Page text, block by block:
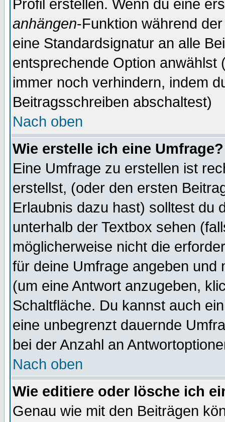
Profil erstellen. Wenn du eine
anhängen-Funktion während
eine Standardsignatur an alle
entsprechende Option anwählst
immer noch verhindern, indem
Beitragsschreiben abschaltest)
Nach oben
Wie erstelle ich eine Umfrage?
Eine Umfrage zu erstellen ist
erstellst, (oder den ersten
Erlaubnis dazu hast) solltest du
unterhalb der Textbox sehen
möglicherweise nicht die
für deine Umfrage angeben und
(um eine Antwort anzugeben,
Schaltfläche. Du kannst auch
eine unbegrenzt dauernde
bei der Anzahl an
Nach oben
Wie editiere oder lösche ich
Genau wie mit den Beiträgen